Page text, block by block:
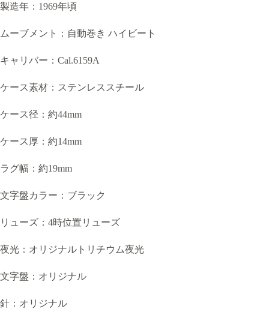
製造年：1969年頃
ムーブメント：自動巻き ハイビート
キャリバー：Cal.6159A
ケース素材：ステンレススチール
ケース径：約44mm
ケース厚：約14mm
ラグ幅：約19mm
文字盤カラー：ブラック
リューズ：4時位置リューズ
夜光：オリジナルトリチウム夜光
文字盤：オリジナル
針：オリジナル